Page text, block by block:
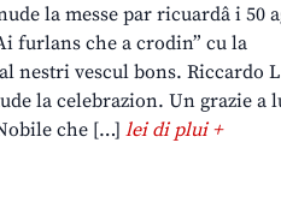
la messe par ricuardâ i 50
furlans che a crodin” cu la
nestri vescul bons. Riccardo
la celebrazion. Un grazie a
che […] lei di plui +